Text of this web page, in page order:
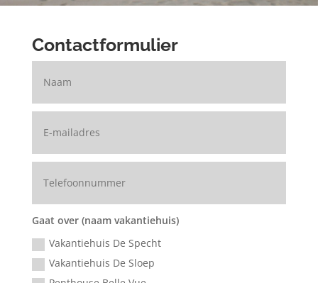
Contactformulier
Gaat over (naam vakantiehuis)
Vakantiehuis De Specht
Vakantiehuis De Sloep